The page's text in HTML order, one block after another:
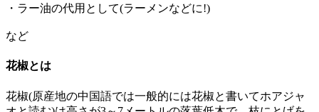
・ラー油の代用として(ラーメンなどに!)
など
花椒とは
花椒(原産地の中国語では一般的には花椒と書いてホアジャ